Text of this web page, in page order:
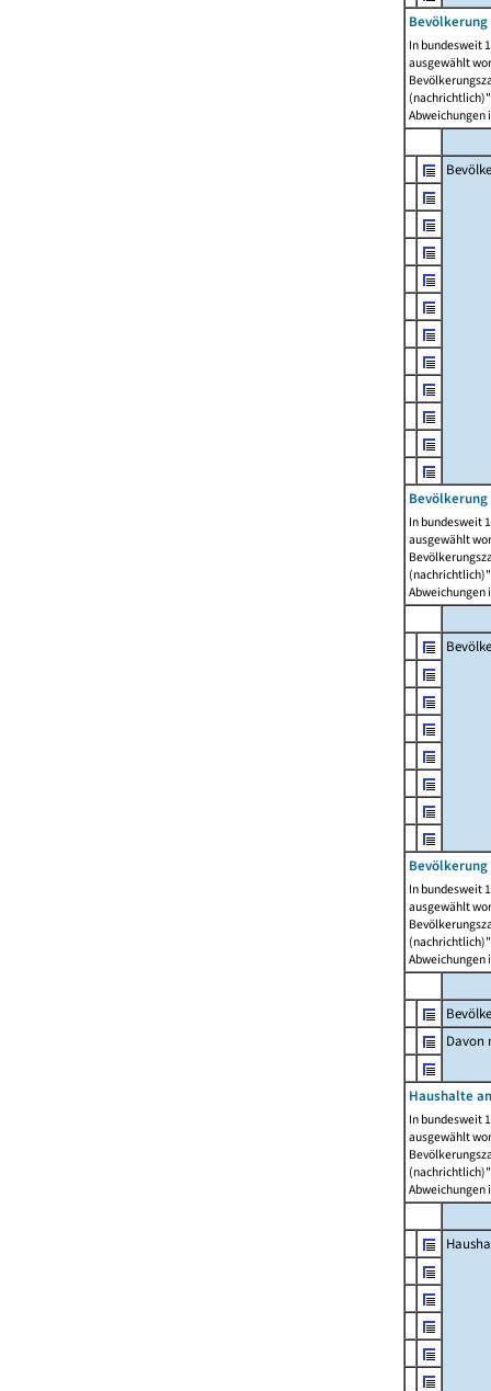
In bundesweit
ausgewählt
Abweichungen
In bundesweit
ausgewählt
Abweichungen
In bundesweit
ausgewählt
Abweichungen
Davon
Haushalte
In bundesweit
ausgewählt
Abweichungen